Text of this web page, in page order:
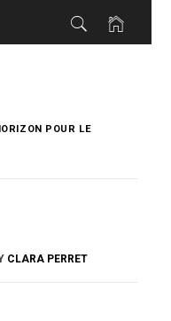
POUR LE
CLARA PERRET